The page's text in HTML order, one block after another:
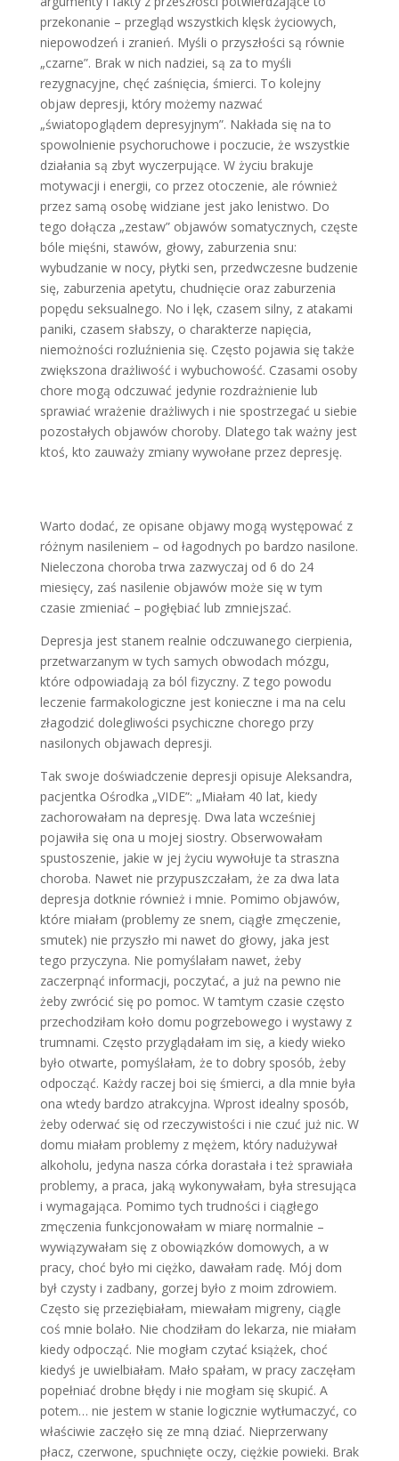
przekonanie – przegląd wszystkich klęsk życiowych,
nie­powodzeń i zranień. Myśli o przyszłości są równie
„czarne”. Brak w nich nadziei, są za to myśli
rezygnacyjne, chęć zaśnięcia, śmierci. To kolejny
objaw depresji, który możemy nazwać
„światopoglądem de­presyjnym”. Nakłada się na to
spowolnie­nie psychoruchowe i poczucie, że wszyst­kie
działania są zbyt wyczerpujące. W ży­ciu brakuje
motywacji i energii, co przez otoczenie, ale również
przez samą osobę widziane jest jako lenistwo. Do
tego do­łącza „zestaw” objawów somatycznych, częste
bóle mięśni, stawów, głowy, za­burzenia snu:
wybudzanie w nocy, płytki sen, przedwczesne budzenie
się, zabu­rzenia apetytu, chudnięcie oraz zaburze­nia
popędu seksualnego. No i lęk, cza­sem silny, z atakami
paniki, czasem słab­szy, o charakterze napięcia,
niemożności rozluźnienia się. Często pojawia się także
zwiększona drażliwość i wybuchowość. Czasami osoby
chore mogą odczuwać je­dynie rozdrażnienie lub
sprawiać wraże­nie drażliwych i nie spostrzegać u siebie
pozostałych objawów choroby. Dlatego tak ważny jest
ktoś, kto zauważy zmiany wywołane przez depresję.
Warto dodać, ze opisane objawy mogą występować z
różnym nasileniem – od ła­godnych po bardzo nasilone.
Nieleczo­na choroba trwa zazwyczaj od 6 do 24
miesięcy, zaś nasilenie objawów może się w tym
czasie zmieniać – pogłę­biać lub zmniejszać.
Depresja jest stanem realnie odczuwanego cierpienia,
przetwa­rzanym w tych samych obwodach mózgu,
które odpowiadają za ból fizycz­ny. Z tego powodu
leczenie farmakologiczne jest konieczne i ma na celu
złagodzić dolegliwości psy­chiczne chorego przy
nasilonych obja­wach depresji.
Tak swoje doświadczenie depresji opi­suje Aleksandra,
pacjentka Ośrodka „VIDE”: „Miałam 40 lat, kiedy
zachoro­wałam na depresję. Dwa lata wcześniej
pojawiła się ona u mojej siostry. Obser­wowałam
spustoszenie, jakie w jej życiu wywołuje ta straszna
choroba. Nawet nie przypuszczałam, że za dwa lata
de­presja dotknie również i mnie. Pomimo objawów,
które miałam (problemy ze snem, ciągłe zmęczenie,
smutek) nie przyszło mi nawet do głowy, jaka jest
tego przyczyna. Nie pomyślałam nawet, żeby
zaczerpnąć informacji, poczytać, a już na pewno nie
żeby zwrócić się po pomoc. W tamtym czasie często
prze­chodziłam koło domu pogrzebowego i wystawy z
trumnami. Często przyglą­dałam im się, a kiedy wieko
było otwarte, pomyślałam, że to dobry sposób, żeby
odpocząć. Każdy raczej boi się śmierci, a dla mnie była
ona wtedy bardzo atrak­cyjna. Wprost idealny sposób,
żeby ode­rwać się od rzeczywistości i nie czuć już nic. W
domu miałam problemy z mężem, który nadużywał
alkoholu, jedyna nasza córka dorastała i też sprawiała
proble­my, a praca, jaką wykonywałam, była stresująca
i wymagająca. Pomimo tych trudności i ciągłego
zmęczenia funkcjo­nowałam w miarę normalnie –
wywią­zywałam się z obowiązków domowych, a w
pracy, choć było mi ciężko, dawa­łam radę. Mój dom
był czysty i zadbany, gorzej było z moim zdrowiem.
Często się przeziębiałam, miewałam migreny, ciągle
coś mnie bolało. Nie chodziłam do lekarza, nie miałam
kiedy odpocząć. Nie mogłam czytać książek, choć
kiedyś je uwielbiałam. Mało spałam, w pracy zaczęłam
popełniać drobne błędy i nie mogłam się skupić. A
potem… nie jestem w stanie logicznie wytłumaczyć, co
wła­ściwie zaczęło się ze mną dziać. Nieprze­rwany
płacz, czerwone, spuchnięte oczy, ciężkie powieki. Brak